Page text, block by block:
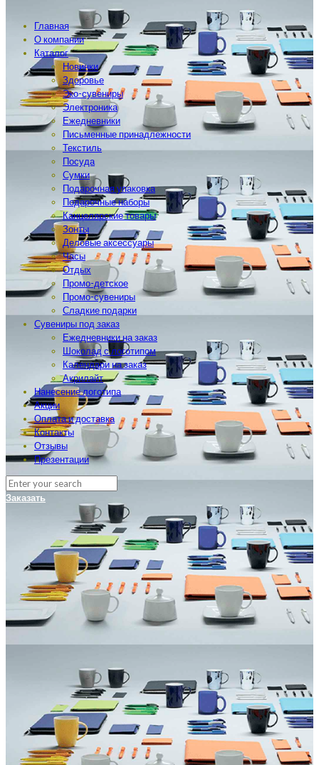
Главная
О компании
Каталог
Новинки
Здоровье
Эко-сувениры
Электроника
Ежедневники
Письменные принадлежности
Текстиль
Посуда
Сумки
Подарочная упаковка
Подарочные наборы
Канцелярские товары
Зонты
Деловые аксессуары
Часы
Отдых
Промо-детское
Промо-сувениры
Сладкие подарки
Сувениры под заказ
Ежедневники на заказ
Шоколад с логотипом
Календари на заказ
Акрилайт
Нанесение логотипа
Акции
Оплата и доставка
Контакты
Отзывы
Презентации
Заказать